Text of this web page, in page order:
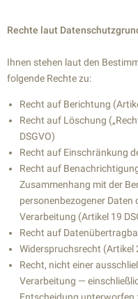
Rechte laut
Ihnen stehen laut den
folgende Rechte zu:
Recht auf Berichtung
Recht auf Löschung
DSGVO)
Recht auf Einschränkung
Recht auf
Zusammenhang mit der
personenbezogener Daten
Verarbeitung (Artikel 19
Recht auf
Widerspruchsrecht (Artikel
Recht, nicht einer
Verarbeitung —